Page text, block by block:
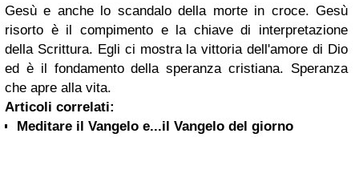
Gesù e anche lo scandalo della morte in croce. Gesù
risorto è il compimento e la chiave di interpretazione
della Scrittura. Egli ci mostra la vittoria dell'amore di Dio
ed è il fondamento della speranza cristiana. Speranza
che apre alla vita.
Articoli correlati:
Meditare il Vangelo e...il Vangelo del giorno